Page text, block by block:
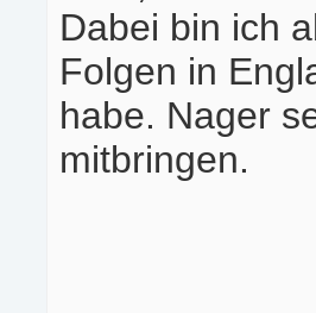
Dabei bin ich
Folgen in
habe. Nager
mitbringen.